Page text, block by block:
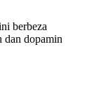
berbeza
dan dopamin